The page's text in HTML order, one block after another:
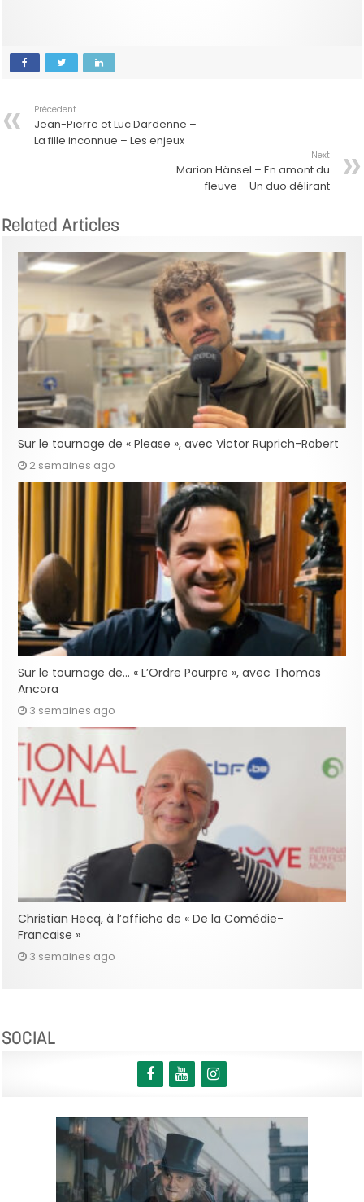
Précedent
Jean-Pierre et Luc Dardenne –
La fille inconnue – Les enjeux
Next
Marion Hänsel – En amont du
fleuve – Un duo délirant
Related Articles
Sur le tournage de « Please », avec Victor Ruprich-Robert
2 semaines ago
Sur le tournage de… « L’Ordre Pourpre », avec Thomas
Ancora
3 semaines ago
Christian Hecq, à l’affiche de « De la Comédie-
Francaise »
3 semaines ago
SOCIAL